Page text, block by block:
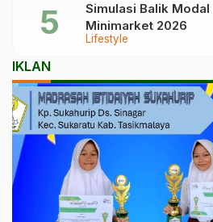
Lifestyle
Simulasi Balik
Minimarket 2026
IKLAN